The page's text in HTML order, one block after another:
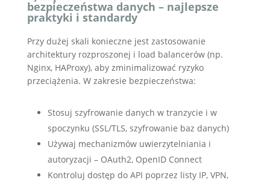
bezpieczeństwa danych – najlepsze
praktyki i standardy
Przy dużej skali konieczne jest zastosowanie
architektury rozproszonej i load balancerów (np.
Nginx, HAProxy), aby zminimalizować ryzyko
przeciążenia. W zakresie bezpieczeństwa:
Stosuj szyfrowanie danych w tranzycie i w
spoczynku (SSL/TLS, szyfrowanie baz danych)
Używaj mechanizmów uwierzytelniania i
autoryzacji – OAuth2, OpenID Connect
Kontroluj dostęp do API poprzez listy IP, VPN,